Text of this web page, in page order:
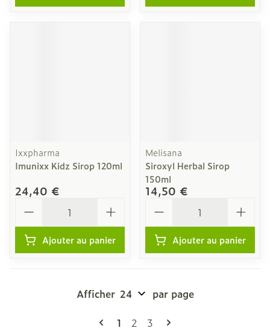
Ixxpharma
Imunixx Kidz Sirop 120ml
24,40 €
Ajouter au panier
Melisana
Siroxyl Herbal Sirop
150ml
14,50 €
Ajouter au panier
Pages
Vous lisez actuellement la page
1 Page
2 Page
3
Afficher par page